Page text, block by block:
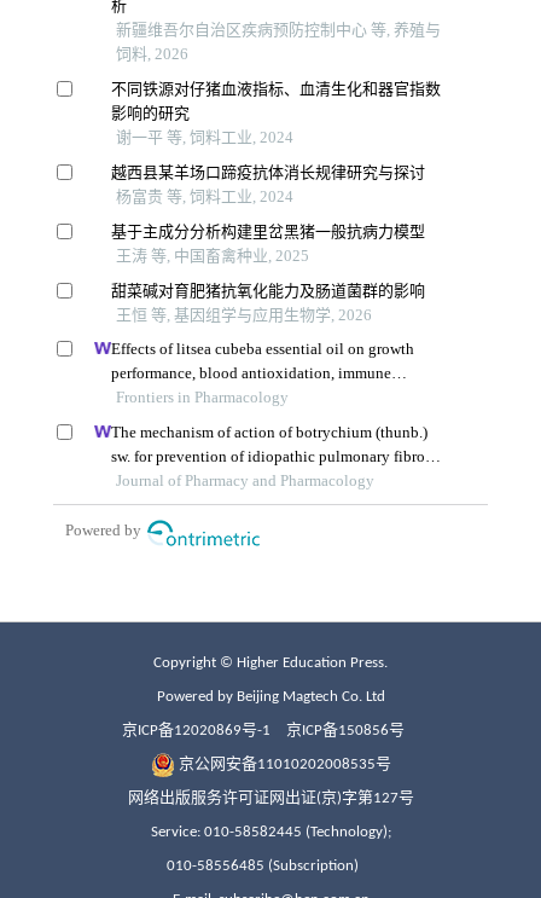
Copyright © Higher Education Press.
Powered by Beijing Magtech Co. Ltd
京ICP备12020869号-1 京ICP备150856号
京公网安备11010202008535号
网络出版服务许可证网出证(京)字第127号
Service: 010-58582445 (Technology);
010-58556485 (Subscription)